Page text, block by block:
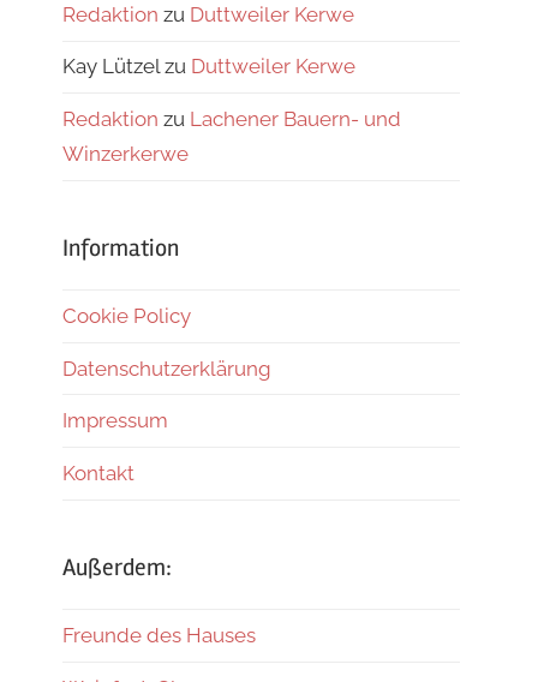
Redaktion zu Duttweiler Kerwe
Kay Lützelzu Duttweiler Kerwe
Redaktion zu Lachener Bauern- und
Winzerkerwe
Information
Cookie Policy
Datenschutzerklärung
Impressum
Kontakt
Außerdem:
Freunde des Hauses